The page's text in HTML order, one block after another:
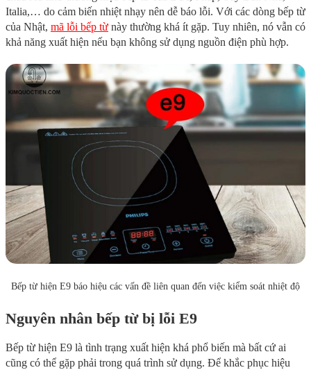
Italia,… do cảm biến nhiệt nhạy nên dễ báo lỗi. Với các dòng bếp từ
của Nhật, mã lỗi bếp từ này thường khá ít gặp. Tuy nhiên, nó vẫn có
khả năng xuất hiện nếu bạn không sử dụng nguồn điện phù hợp.
Bếp từ hiện E9 báo hiệu các vấn đề liên quan đến việc kiểm soát nhiệt độ
Nguyên nhân bếp từ bị lỗi E9
Bếp từ hiện E9 là tình trạng xuất hiện khá phổ biến mà bất cứ ai
cũng có thể gặp phải trong quá trình sử dụng. Để khắc phục hiệu